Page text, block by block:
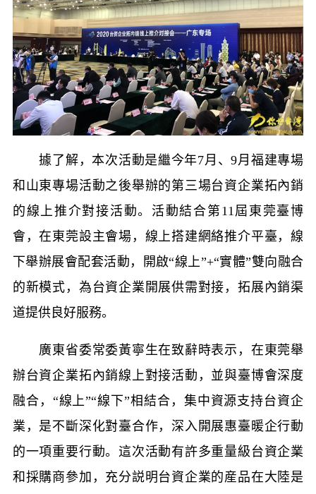
據了解，本次活動是繼今年7月、9月福建專場
和山東專場活動之後舉辦的第三場台資企業拓內銷
的線上推介對接活動。活動結合第 11 屆東莞臺博
會，在東莞設主會場，線上搭建網絡推介平臺，線
下舉辦展會配套活動，開啟“線上”+“實體”雙向融合
的新模式，為台資企業開展供需對接，拓展內銷渠
道提供良好服務。
廣東省委常委黃寧生在致辭時表示，在東莞舉
辦台資企業拓內銷線上對接活動，並與臺博會深度
融合，“線上”“線下”相結合，集中資源支持台資企
業，是不斷深化對臺合作，深入開展惠臺暖企行動
的一項重要行動。這次活動有許多重量級台資企業
和採購商參加，充分説明台資企業的産品在大陸是